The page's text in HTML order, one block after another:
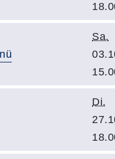
Sa.
Di.